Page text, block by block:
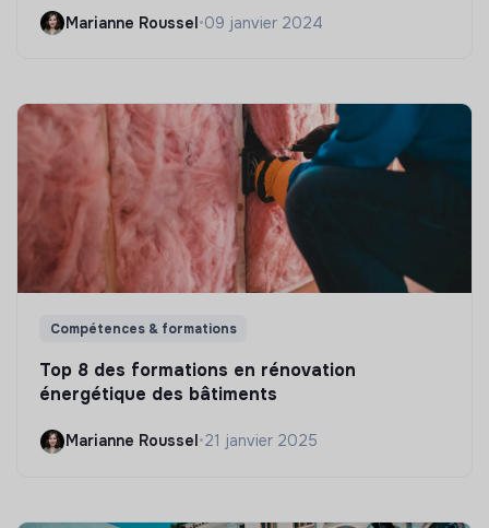
Marianne Roussel•09 janvier 2024
Compétences & formations
Top 8 des formations en rénovation
énergétique des bâtiments
Marianne Roussel•21 janvier 2025